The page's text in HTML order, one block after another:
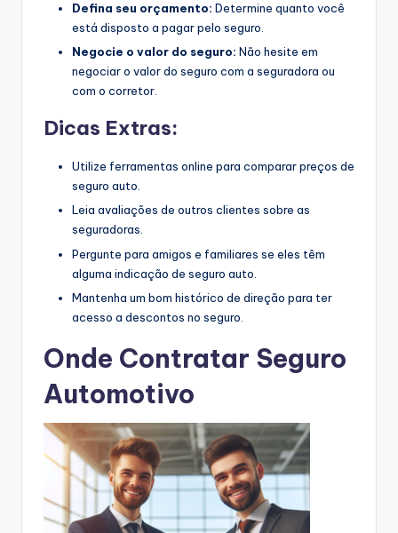
Defina seu orçamento: Determine quanto você
está disposto a pagar pelo seguro.
Negocie o valor do seguro: Não hesite em
negociar o valor do seguro com a seguradora ou
com o corretor.
Dicas Extras:
Utilize ferramentas online para comparar preços de
seguro auto.
Leia avaliações de outros clientes sobre as
seguradoras.
Pergunte para amigos e familiares se eles têm
alguma indicação de seguro auto.
Mantenha um bom histórico de direção para ter
acesso a descontos no seguro.
Onde Contratar Seguro
Automotivo